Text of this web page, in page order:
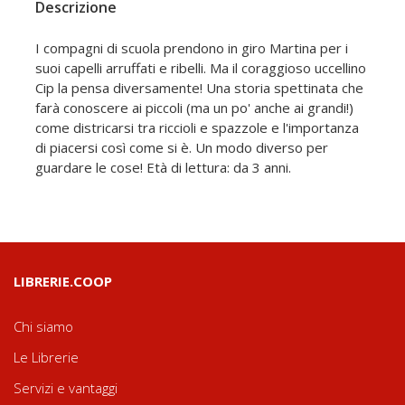
Descrizione
I compagni di scuola prendono in giro Martina per i
suoi capelli arruffati e ribelli. Ma il coraggioso uccellino
Cip la pensa diversamente! Una storia spettinata che
farà conoscere ai piccoli (ma un po' anche ai grandi!)
come districarsi tra riccioli e spazzole e l'importanza
di piacersi così come si è. Un modo diverso per
guardare le cose! Età di lettura: da 3 anni.
LIBRERIE.COOP
Chi siamo
Le Librerie
Servizi e vantaggi